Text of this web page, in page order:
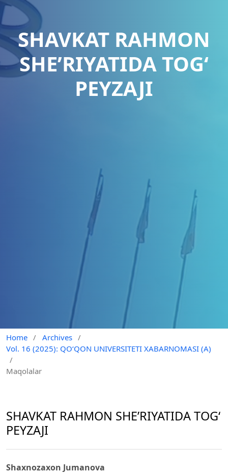
SHAVKAT RAHMON
SHE’RIYATIDA TOG‘
PEYZAJI
Home / Archives /
Vol. 16 (2025): QO‘QON UNIVERSITETI XABARNOMASI (A)
/
Maqolalar
SHAVKAT RAHMON SHE’RIYATIDA TOG‘
PEYZAJI
Shaxnozaxon Jumanova